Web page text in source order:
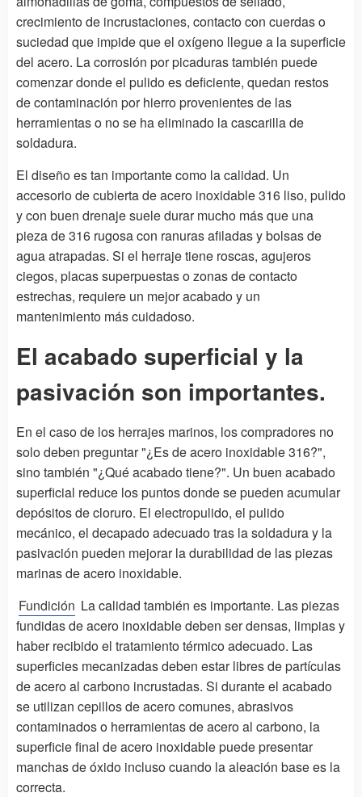
crecimiento de incrustaciones, contacto con cuerdas o
suciedad que impide que el oxígeno llegue a la superficie
del acero. La corrosión por picaduras también puede
comenzar donde el pulido es deficiente, quedan restos
de contaminación por hierro provenientes de las
herramientas o no se ha eliminado la cascarilla de
soldadura.
El diseño es tan importante como la calidad. Un
accesorio de cubierta de acero inoxidable 316 liso, pulido
y con buen drenaje suele durar mucho más que una
pieza de 316 rugosa con ranuras afiladas y bolsas de
agua atrapadas. Si el herraje tiene roscas, agujeros
ciegos, placas superpuestas o zonas de contacto
estrechas, requiere un mejor acabado y un
mantenimiento más cuidadoso.
El acabado superficial y la
pasivación son importantes.
En el caso de los herrajes marinos, los compradores no
solo deben preguntar "¿Es de acero inoxidable 316?",
sino también "¿Qué acabado tiene?". Un buen acabado
superficial reduce los puntos donde se pueden acumular
depósitos de cloruro. El electropulido, el pulido
mecánico, el decapado adecuado tras la soldadura y la
pasivación pueden mejorar la durabilidad de las piezas
marinas de acero inoxidable.
Fundición La calidad también es importante. Las piezas
fundidas de acero inoxidable deben ser densas, limpias y
haber recibido el tratamiento térmico adecuado. Las
superficies mecanizadas deben estar libres de partículas
de acero al carbono incrustadas. Si durante el acabado
se utilizan cepillos de acero comunes, abrasivos
contaminados o herramientas de acero al carbono, la
superficie final de acero inoxidable puede presentar
manchas de óxido incluso cuando la aleación base es la
correcta.